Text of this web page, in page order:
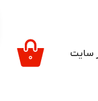
سایت ۰